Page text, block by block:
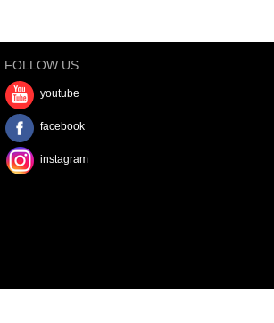
FOLLOW US
youtube
facebook
instagram